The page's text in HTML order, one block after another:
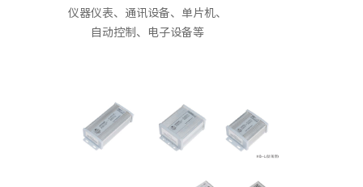
仪器仪表、通讯设备、单片机、
自动控制、电子设备等